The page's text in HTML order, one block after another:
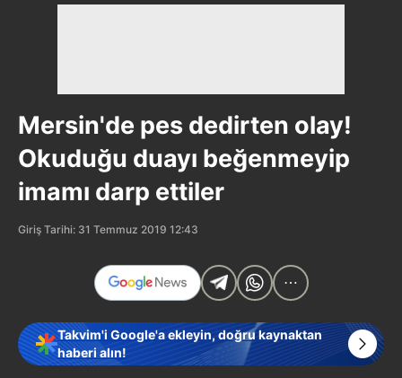
Mersin'de pes dedirten olay!
Okuduğu duayı beğenmeyip
imamı darp ettiler
Giriş Tarihi: 31 Temmuz 2019 12:43
Takvim'i Google'a ekleyin, doğru kaynaktan
haberi alın!